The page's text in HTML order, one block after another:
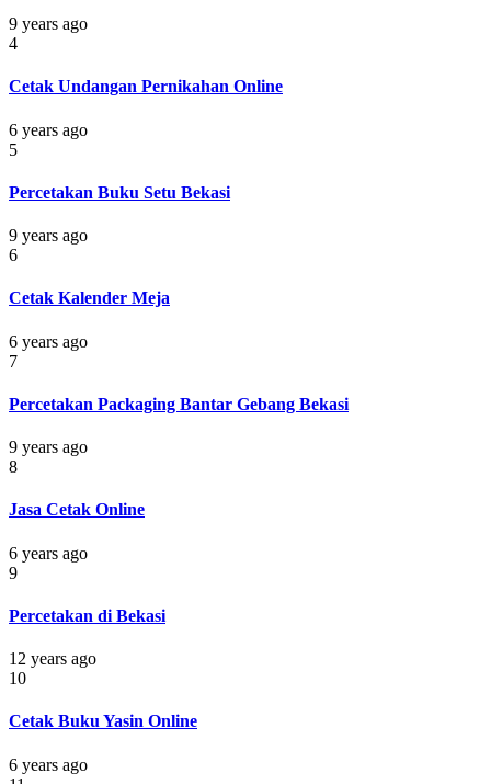
9 years ago
4
Cetak Undangan Pernikahan Online
6 years ago
5
Percetakan Buku Setu Bekasi
9 years ago
6
Cetak Kalender Meja
6 years ago
7
Percetakan Packaging Bantar Gebang Bekasi
9 years ago
8
Jasa Cetak Online
6 years ago
9
Percetakan di Bekasi
12 years ago
10
Cetak Buku Yasin Online
6 years ago